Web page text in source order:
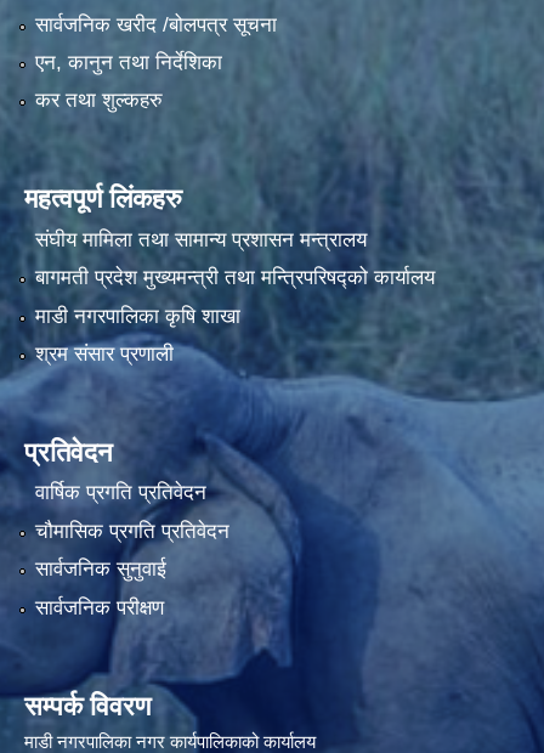
सार्वजनिक खरीद /बोलपत्र सूचना
एन, कानुन तथा निर्देशिका
कर तथा शुल्कहरु
महत्वपूर्ण लिंकहरु
संघीय मामिला तथा सामान्य प्रशासन मन्त्रालय
बागमती प्रदेश मुख्यमन्त्री तथा मन्त्रिपरिषद्को कार्यालय
माडी नगरपालिका कृषि शाखा
श्रम संसार प्रणाली
प्रतिवेदन
वार्षिक प्रगति प्रतिवेदन
चौमासिक प्रगति प्रतिवेदन
सार्वजनिक सुनुवाई
सार्वजनिक परीक्षण
सम्पर्क विवरण
माडी नगरपालिका नगर कार्यपालिकाको कार्यालय